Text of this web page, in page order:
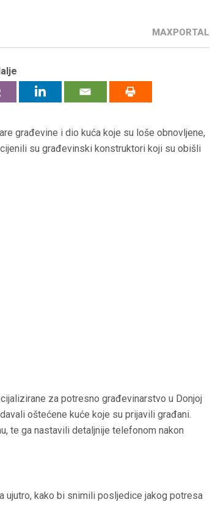
MAXPORTAL
građevine i dio kuća koje su loše obnovljene,
su građevinski konstruktori koji su obišli
za potresno građevinarstvo u Donjoj
oštećene kuće koje su prijavili građani.
te ga nastavili detaljnije telefonom nakon
ujutro, kako bi snimili posljedice jakog potresa